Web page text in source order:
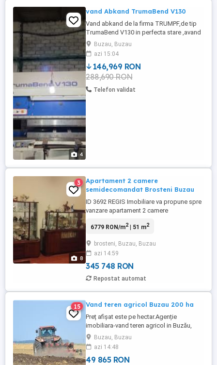
4
vand Abkand TrumaBend V130
Vand abkand de la firma TRUMPF,de tip
TrumaBend V130 in perfecta stare ,avand
doar 8356 ore de functionare.
Buzau, Buzau
azi 15:04
146,969 RON
288,690 RON
Telefon validat
8
3
Apartament 2 camere
semidecomandat Brosteni Buzau
ID 3692 REGIS Imobiliare va propune spre
vanzare apartament 2 camere
Apartamentul, este situat la etajul 4 al unui
termoizolat exterior si interior, este
complet mobilat si utilat, clasic, stare
buna. Are living spatios, dormitor ...
6779 RON/m2| 51 m2
brosteni, Buzau, Buzau
azi 14:59
345 748 RON
Repostat automat
15 Vand teren agricol Buzau 200 ha
Preț afișat este pe hectar.Agenție
imobiliara-vand teren agricol in Buzău,
suprafata totala este de 200 ha comasare
70%.Pentru detalii contactati-ma
telefonic.Ofer seriozitate.
Buzau, Buzau
azi 14:48
49 865 RON